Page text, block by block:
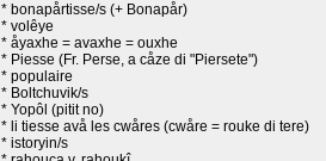
* bonapårtisse/s (+ Bonapår)
* volêye
* åyaxhe = avaxhe = ouxhe
* Piesse (Fr. Perse, a cåze di "Piersete")
* populaire
* Boltchuvik/s
* Yopôl (pitit no)
* li tiesse avå les cwåres (cwåre = rouke di tere)
* istoryin/s